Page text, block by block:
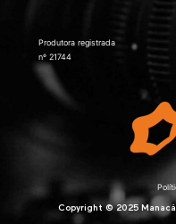
Produtora registrada
nº 21744
Copyright © 2025